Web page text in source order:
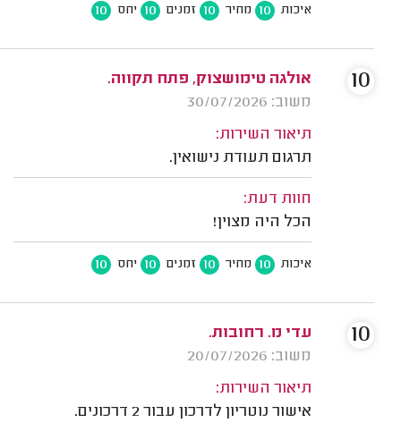
איכות 10 מחיר 10 זמנים 10 יחס 10
אולגה טימושצוק, פתח תקווה.
משוב: 30/07/2026
תיאור השירות:
תרגום תעודת נישואין.
חוות דעת:
הכל היה מצוין!
איכות 10 מחיר 10 זמנים 10 יחס 10
10
עדי מ. רחובות.
משוב: 20/07/2026
תיאור השירות:
אישור נוטריון לדרכון עבור 2 דרכונים.
10